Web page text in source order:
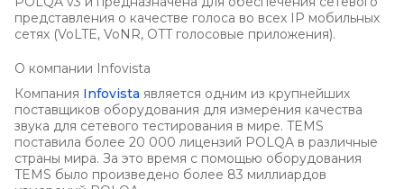
представления о качестве голоса во всех IP мобильных
сетях (VoLTE, VoNR, OTT голосовые приложения).
О компании Infovista
Компания Infovista является одним из крупнейших
поставщиков оборудования для измерения качества
звука для сетевого тестирования в мире. TEMS
поставила более 20 000 лицензий POLQA в различные
страны мира. За это время с помощью оборудования
TEMS было произведено более 83 миллиардов